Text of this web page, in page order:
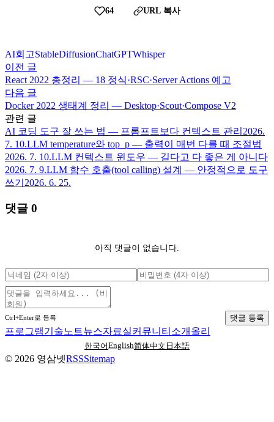
64 URL 복사
AI회고StableDiffusionChatGPTWhisper
이전 글
React 2022 총정리 — 18 정식·RSC·Server Actions 예고
다음 글
Docker 2022 생태계 정리 — Desktop·Scout·Compose V2
관련 글
AI 코딩 도구 잘 쓰는 법 — 프롬프트보다 컨텍스트 관리 2026.
7. 10.LLM temperature와 top_p — 출력이 매번 다를 때 조절법
2026. 7. 10.LLM 컨텍스트 윈도우 — 길다고 다 좋은 게 아니다
2026. 7. 9.LLM 함수 호출(tool calling) 설계 — 안정적으로 도구
쓰기 2026. 6. 25.
댓글 0
아직 댓글이 없습니다.
Ctrl+Enter로 등록 댓글 등록
프로그램기술노트뉴스자료실커뮤니티 소개 올리
한국어English简体中文 日本語
© 2026 영삼넷RSSSitemap